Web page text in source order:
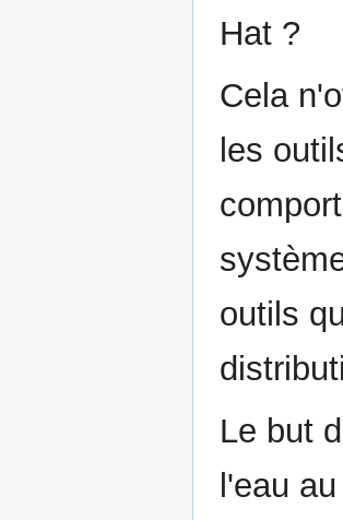
Hat ?
Cela
les
outils
Le but
l'eau